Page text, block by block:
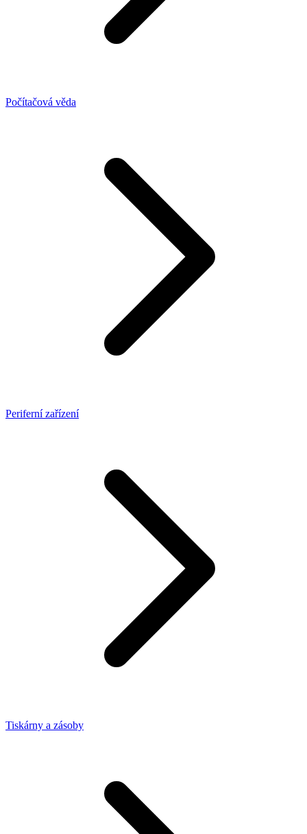
Počítačová věda
Periferní zařízení
Tiskárny a zásoby